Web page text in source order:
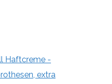
Haftcreme -
extra